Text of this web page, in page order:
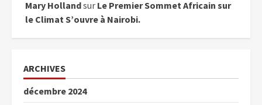
Mary Hollandsur Le Premier Sommet Africain sur
le Climat S’ouvre à Nairobi.
ARCHIVES
décembre 2024